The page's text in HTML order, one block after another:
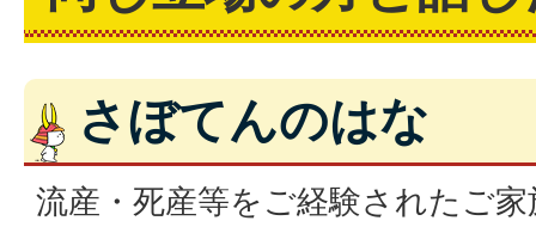
さぼてんのはな
流産・死産等をご経験されたご